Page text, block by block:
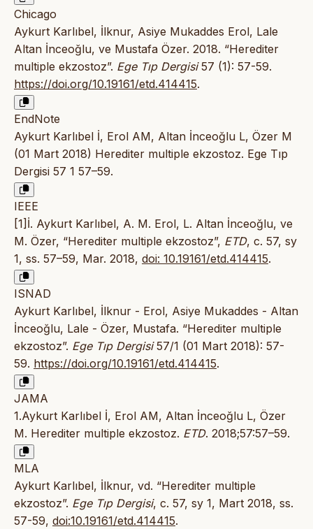
Chicago
Aykurt Karlıbel, İlknur, Asiye Mukaddes Erol, Lale
Altan İnceoğlu, ve Mustafa Özer. 2018. “Herediter
multiple ekzostoz”. Ege Tıp Dergisi57 (1): 57-59.
https://doi.org/10.19161/etd.414415.
EndNote
Aykurt Karlıbel İ, Erol AM, Altan İnceoğlu L, Özer M
(01 Mart 2018) Herediter multiple ekzostoz. Ege Tıp
Dergisi 57 1 57–59.
IEEE
[1]İ. Aykurt Karlıbel, A. M. Erol, L. Altan İnceoğlu, ve
M. Özer, “Herediter multiple ekzostoz”, ETD, c. 57, sy
1, ss. 57–59, Mar. 2018, doi: 10.19161/etd.414415.
ISNAD
Aykurt Karlıbel, İlknur - Erol, Asiye Mukaddes - Altan
İnceoğlu, Lale - Özer, Mustafa. “Herediter multiple
ekzostoz”. Ege Tıp Dergisi57/1 (01 Mart 2018): 57-
59. https://doi.org/10.19161/etd.414415.
JAMA
1.Aykurt Karlıbel İ, Erol AM, Altan İnceoğlu L, Özer
M. Herediter multiple ekzostoz. ETD. 2018;57:57–59.
MLA
Aykurt Karlıbel, İlknur, vd. “Herediter multiple
ekzostoz”. Ege Tıp Dergisi, c. 57, sy 1, Mart 2018, ss.
57-59, doi:10.19161/etd.414415.